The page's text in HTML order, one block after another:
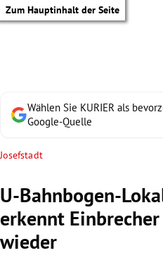
Zum Hauptinhalt der Seite
Wählen Sie KURIER als
Google-Quelle
Josefstadt
U-Bahnbogen-
erkennt
wieder